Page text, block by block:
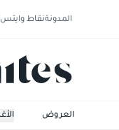
المدونةنقاط وايتس
العروض